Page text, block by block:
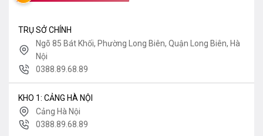
TRỤ SỞ CHÍNH
Ngõ 85 Bát Khối, Phường Long Biên, Quận Long Biên, Hà
Nội
0388.89.68.89
KHO 1: CẢNG HÀ NỘI
Cảng Hà Nội
0388.89.68.89